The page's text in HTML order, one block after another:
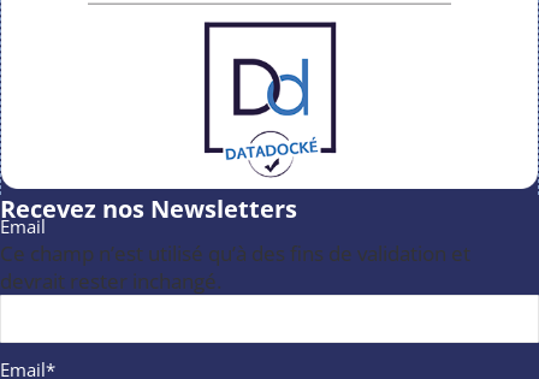
Recevez nos Newsletters
Email
Ce champ n’est utilisé qu’à des fins de validation et
devrait rester inchangé.
Email*